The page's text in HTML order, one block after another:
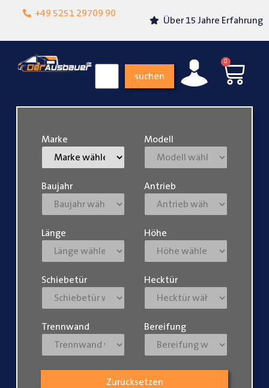
+49 5251 29709 90
Lokalgeschäft in
Über 15 Jahre Erfahrung
suchen
0
Marke Modell
Baujahr Antrieb
Länge Höhe
Schiebetür Hecktür
Trennwand Bereifung
Zurücksetzen